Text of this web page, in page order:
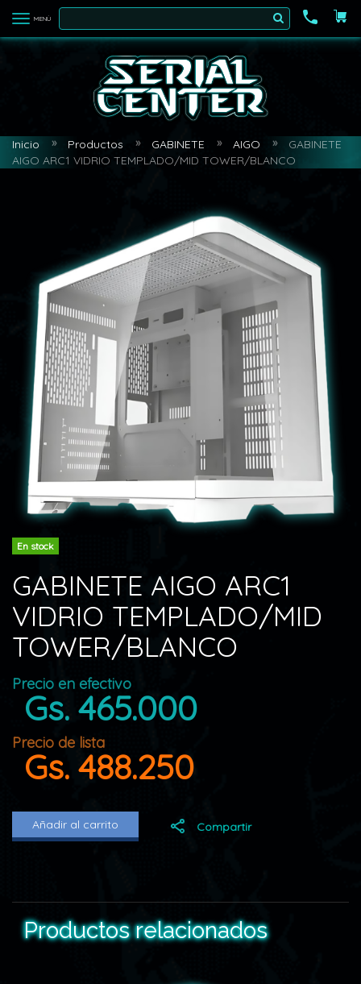
MENÚ
Inicio Productos GABINETE AIGO
GABINETE
AIGO ARC1 VIDRIO TEMPLADO/MID TOWER/BLANCO
En stock
GABINETE AIGO ARC1
VIDRIO TEMPLADO/MID
TOWER/BLANCO
Precio en efectivo
Gs. 465.000
Precio de lista
Gs. 488.250
Añadir al carrito Compartir
Productos relacionados